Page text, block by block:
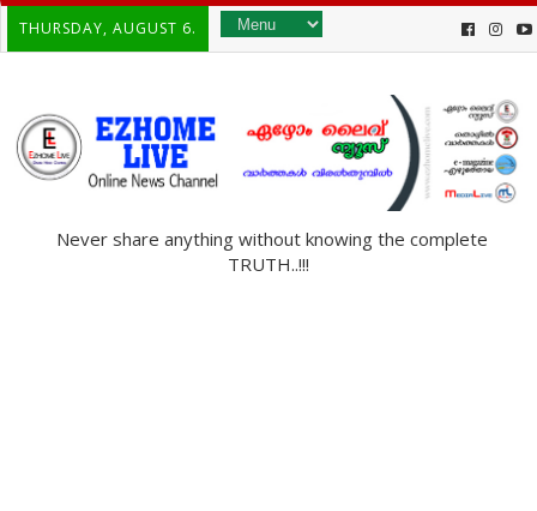
THURSDAY, AUGUST 6.
Never share anything without knowing the complete
TRUTH..!!!